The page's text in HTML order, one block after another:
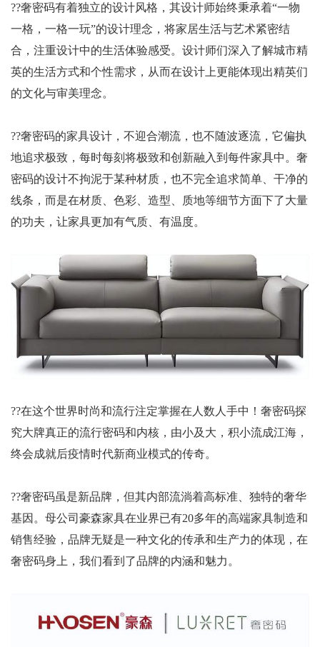
??奢密码有着独立的设计风格，其设计师始终秉承着“一物
一格，一格一玩”的设计理念，将家居生活与艺术紧密结
合，注重设计中的生活体验感受。设计师们深入了解城市精
英的生活方式和个性需求，从而在设计上更能体现出精英们
的文化与审美理念。
??奢密码的家具设计，不迎合潮流，也不随波逐流，它偏执
地追求极致，每时每刻将极致和创新融入到每件家具中。奢
密码的设计不拘泥于某种材质，也不完全追求简单、干净的
线条，而是在材质、色彩、造型、质地等细节方面下了大量
的功夫，让家具更加有气质、有温度。
??在这个世界时尚和流行注定掌握在人数人手中！奢密码探
究大牌真正的流行密码和内核，由小及大，积小流成江海，
终会成就后疫情时代新商业模式的传奇。
??奢密码虽是新品牌，但其内部流淌着高标准、独特的奢华
基因。母公司豪森家具在业界已有20多年的高端家具制造和
销售经验，品牌无疑是一种文化的传承和生产力的体现，在
奢密码身上，我们看到了品牌的内涵和魅力。